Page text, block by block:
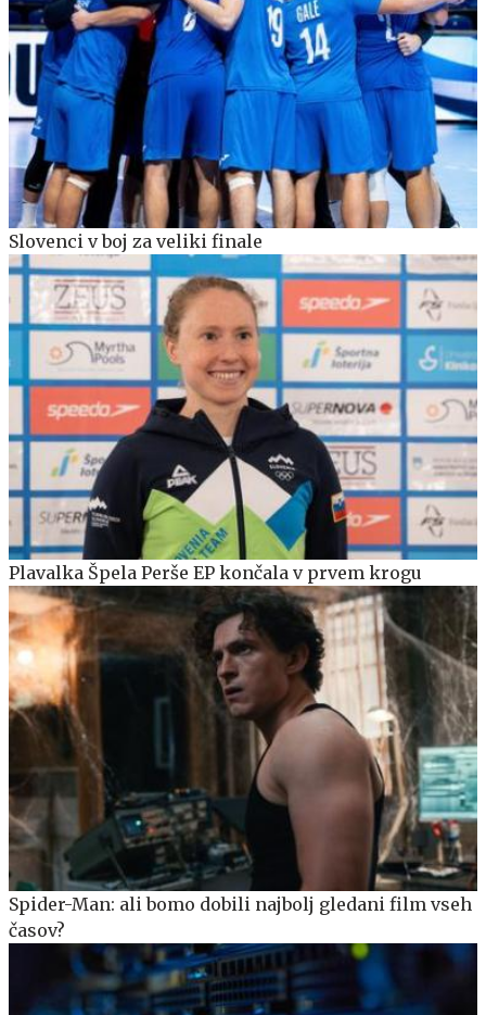
Slovenci v boj za veliki finale
Plavalka Špela Perše EP končala v prvem krogu
Spider-Man: ali bomo dobili najbolj gledani film vseh
časov?